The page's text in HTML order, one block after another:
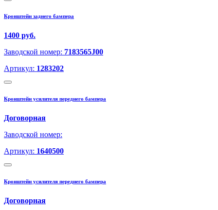
Кронштейн заднего бампера
1400 руб.
Заводской номер: 7183565J00
Артикул: 1283202
Кронштейн усилителя переднего бампера
Договорная
Заводской номер:
Артикул: 1640500
Кронштейн усилителя переднего бампера
Договорная